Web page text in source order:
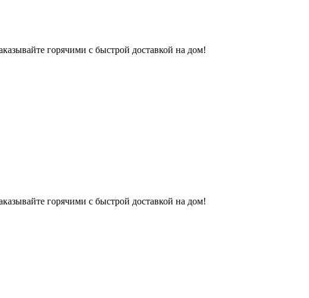
горячими с быстрой доставкой на дом!
горячими с быстрой доставкой на дом!